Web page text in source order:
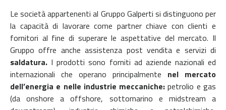
Le società appartenenti al Gruppo Galperti si distinguono per
la capacità di lavorare come partner chiave con clienti e
fornitori al fine di superare le aspettative del mercato. Il
Gruppo offre anche assistenza post vendita e servizi di
saldatura. I prodotti sono forniti ad aziende nazionali ed
internazionali che operano principalmente nel mercato
dell’energia e nelle industrie meccaniche:petrolio e gas
(da onshore a offshore, sottomarino e midstream a